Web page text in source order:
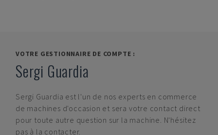
VOTRE GESTIONNAIRE DE COMPTE :
Sergi Guardia
Sergi Guardia est l'un de nos experts en commerce
de machines d'occasion et sera votre contact direct
pour toute autre question sur la machine. N'hésitez
pas à la contacter.